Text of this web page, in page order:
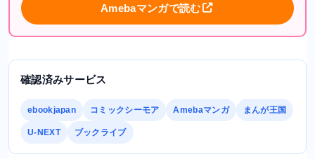
Amebaマンガで読む
確認済みサービス
ebookjapan コミックシーモア Amebaマンガ まんが王国
U-NEXT ブックライブ